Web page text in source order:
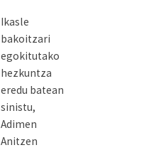
Ikasle
bakoitzari
egokitutako
hezkuntza
eredu batean
sinistu,
Adimen
Anitzen